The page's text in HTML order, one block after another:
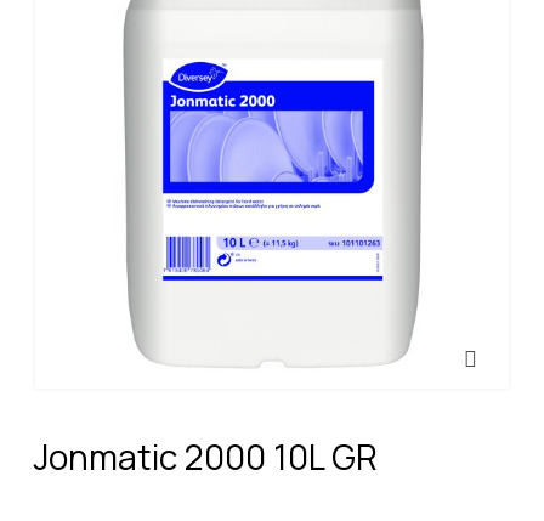
Jonmatic 2000 10L GR